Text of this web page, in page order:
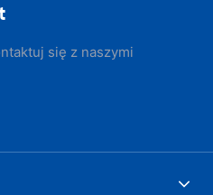
się z naszymi